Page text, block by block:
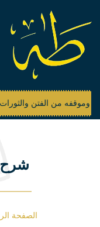
وموقفه من الفتن
شرح
الصفحة